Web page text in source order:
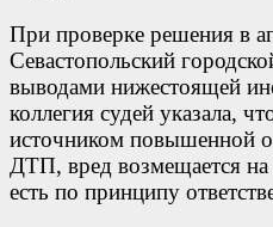
При проверке решения в
Севастопольский
выводами нижестоящей
коллегия судей указала,
источником повышенной
ДТП, вред возмещается
есть по принципу